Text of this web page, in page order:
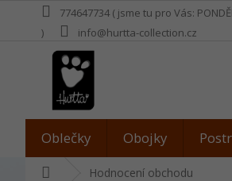
774647734 ( jsme tu pro Vás:
)
info@hurtta-collection.cz
Oblečky Obojky
Hodnocení obchodu